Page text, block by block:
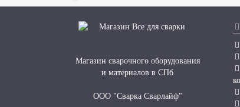
Магазин сварочного оборудования
и материалов в СПб
ООО "Сварка Сварлайф"